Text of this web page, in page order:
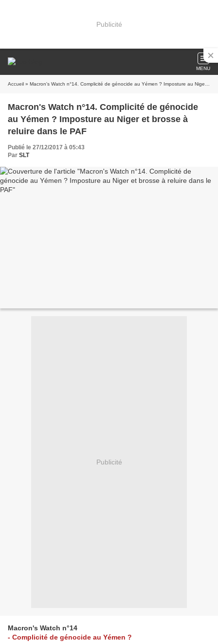
Publicité
MENU
Accueil » Macron's Watch n°14. Complicité de génocide au Yémen ? Imposture au Niger et brosse à reluire dans le PAF
Macron's Watch n°14. Complicité de génocide
au Yémen ? Imposture au Niger et brosse à
reluire dans le PAF
Publié le 27/12/2017 à 05:43
Par SLT
Publicité
Macron's Watch n°14
- Complicité de génocide au Yémen ?